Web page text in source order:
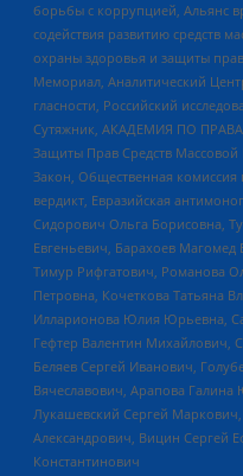
борьбы с коррупцией, Альянс
содействия развитию средств
охраны здоровья и защиты
Мемориал, Аналитический
гласности, Российский
Сутяжник, АКАДЕМИЯ ПО ПРАВАМ
Защиты Прав Средств
Закон, Общественная
вердикт, Евразийская
Сидорович Ольга Борисовна,
Евгеньевич, Барахоев
Тимур Рифгатович, Романова
Петровна, Кочеткова Татьяна
Илларионова Юлия Юрьевна,
Гефтер Валентин Михайлович,
Беляев Сергей Иванович,
Вячеславович, Арапова
Лукашевский Сергей
Александрович, Вицин Сергей
Константинович